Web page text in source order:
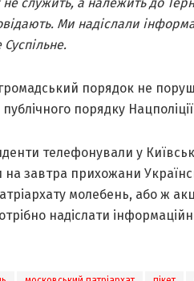
Ми надіслали
порядок не
публічного порядку
телефонували у
завтра прихожани
молебень, або ж
надіслати